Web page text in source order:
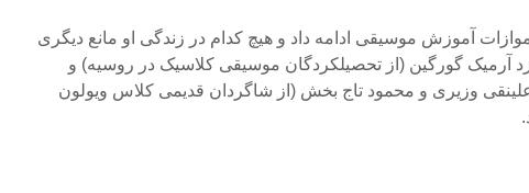
آموزش موسیقی ادامه داد و هیچ کدام در زندگی او مانع دیگری
آرمیک گورگین (از تحصیلکردگان موسیقی کلاسیک در روسیه) و
وزیری و محمود تاج بخش (از شاگردان قدیمی کلاس ویولون